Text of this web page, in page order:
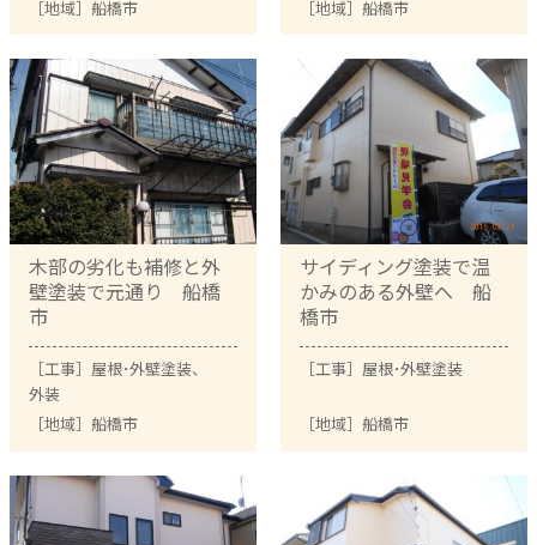
［地域］ 船橋市
［地域］ 船橋市
木部の劣化も補修と外
壁塗装で元通り 船橋
市
［工事］ 屋根･外壁塗装、
外装
［地域］ 船橋市
サイディング塗装で温
かみのある外壁へ 船
橋市
［工事］ 屋根･外壁塗装
［地域］ 船橋市